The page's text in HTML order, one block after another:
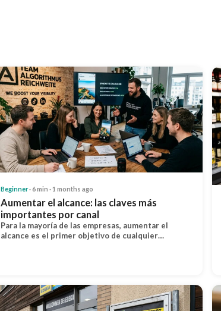
Beginner· 6 min · 1 months ago
Aumentar el alcance: las claves más
importantes por canal
Para la mayoría de las empresas, aumentar el
alcance es el primer objetivo de cualquier…